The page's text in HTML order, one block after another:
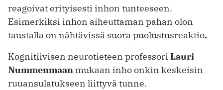
reagoivat erityisesti inhon tunteeseen.
Esimerkiksi inhon aiheuttaman pahan olon
taustalla on nähtävissä suora puolustusreaktio.
Kognitiivisen neurotieteen professori Lauri
Nummenmaan mukaan inho onkin keskeisin
ruuansulatukseen liittyvä tunne.